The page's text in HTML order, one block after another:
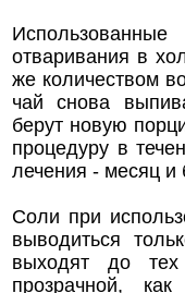
отваривания в
же количеством
чай снова
берут новую
процедуру в
лечения - месяц и
Соли при
выводиться
выходят до
прозрачной,